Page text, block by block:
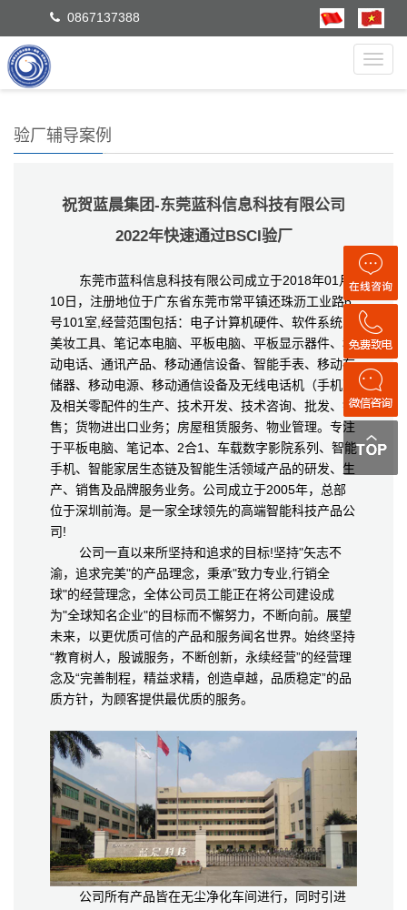
0867137388
验厂辅导案例
祝贺蓝晨集团-东莞蓝科信息科技有限公司
2022年快速通过BSCI验厂
东莞市蓝科信息科技有限公司成立于2018年01月
10日，注册地位于广东省东莞市常平镇还珠沥工业路6
号101室,经营范围包括：电子计算机硬件、软件系统、
美妆工具、笔记本电脑、平板电脑、平板显示器件、移
动电话、通讯产品、移动通信设备、智能手表、移动存
储器、移动电源、移动通信设备及无线电话机（手机）
及相关零配件的生产、技术开发、技术咨询、批发、销
售；货物进出口业务；房屋租赁服务、物业管理。专注
于平板电脑、笔记本、2合1、车载数字影院系列、智能
手机、智能家居生态链及智能生活领域产品的研发、生
产、销售及品牌服务业务。公司成立于2005年，总部
位于深圳前海。是一家全球领先的高端智能科技产品公
司!
公司一直以来所坚持和追求的目标!坚持"矢志不
渝，追求完美"的产品理念，秉承"致力专业,行销全
球"的经营理念，全体公司员工能正在将公司建设成
为"全球知名企业"的目标而不懈努力，不断向前。展望
未来，以更优质可信的产品和服务闻名世界。始终坚持
“教育树人，殷诚服务，不断创新，永续经营”的经营理
念及“完善制程，精益求精，创造卓越，品质稳定”的品
质方针，为顾客提供最优质的服务。
公司所有产品皆在无尘净化车间进行，同时引进